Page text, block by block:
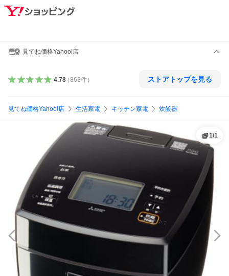
見てね価格Yahoo!店
4.78（863件） ストアトップを見る
見てね価格Yahoo!店 生活家電 キッチン家電 炊飯器
1/1